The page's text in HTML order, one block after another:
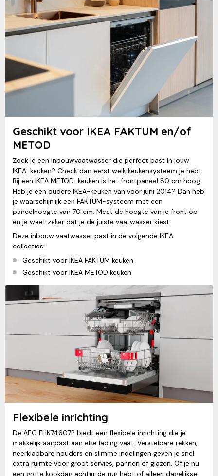
Geschikt voor IKEA FAKTUM en/of
METOD
Zoek je een inbouwvaatwasser die perfect past in jouw
IKEA-keuken? Check dan eerst welk keukensysteem je hebt.
Bij een IKEA METOD-keuken is het frontpaneel 80 cm hoog.
Heb je een oudere IKEA-keuken van voor juni 2014? Dan heb
je waarschijnlijk een FAKTUM-systeem met een
paneelhoogte van 70 cm. Meet de hoogte van je front op
en je weet zeker dat je de juiste vaatwasser kiest.
Deze inbouw vaatwasser past in de volgende IKEA
collecties:
Geschikt voor IKEA FAKTUM keuken
Geschikt voor IKEA METOD keuken
Flexibele inrichting
De AEG FHK74607P biedt een flexibele inrichting die je
makkelijk aanpast aan elke lading vaat. Verstelbare rekken,
neerklapbare houders en slimme indelingen geven je snel
extra ruimte voor groot servies, pannen of glazen. Of je nu
een grote kookdag achter de rug hebt of alleen dagelijkse